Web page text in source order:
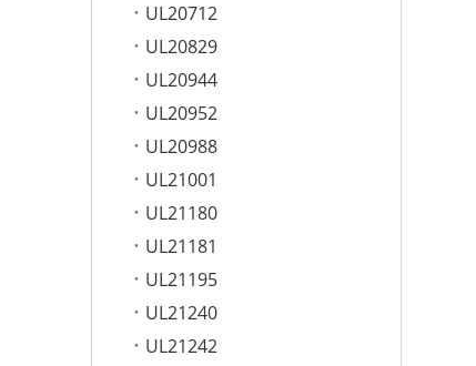
UL20712
UL20829
UL20944
UL20952
UL20988
UL21001
UL21180
UL21181
UL21195
UL21240
UL21242